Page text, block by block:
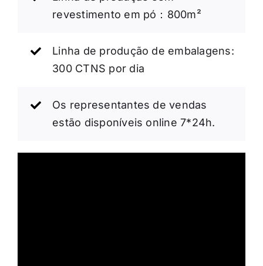
revestimento em pó：800m²
Linha de produção de embalagens:
300 CTNS por dia
Os representantes de vendas
estão disponíveis online 7*24h.